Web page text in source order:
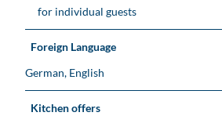
for individual guests
Foreign Language
German, English
Kitchen offers